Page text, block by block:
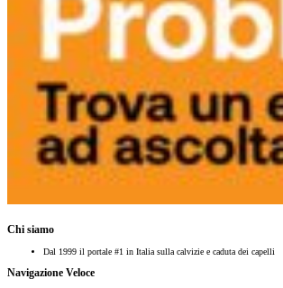
Chi siamo
Dal 1999 il portale #1 in Italia sulla calvizie e caduta dei capelli
Navigazione Veloce